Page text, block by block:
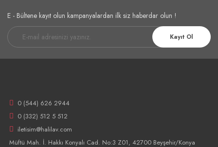
E - Bültene kayıt olun kampanyalardan ilk siz haberdar olun !
Kayıt Ol
0 (544) 626 2944
0 (332) 512 5 512
iletisim@halilav.com
Müftü Mah. İ. Hakkı Konyalı Cad. No:3 Z01, 42700 Beyşehir/Konya